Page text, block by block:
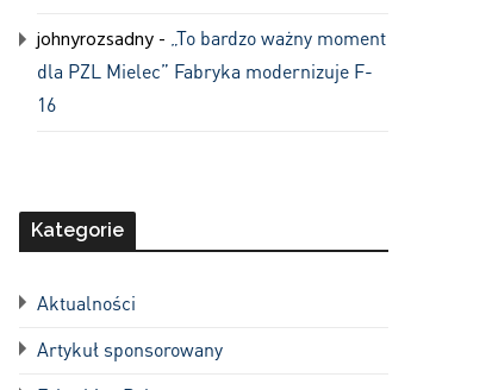
Jak ciekawie opowiadać o
przemyśle? Posłuchajcie nas
na konferencji SUR
„Nasza działalność w
przynosi straty”. Volvo
johnyrozsadny- „To bardzo ważny moment
dla PZL Mielec” Fabryka modernizuje F-
16
Kategorie
Aktualności
Artykuł sponsorowany